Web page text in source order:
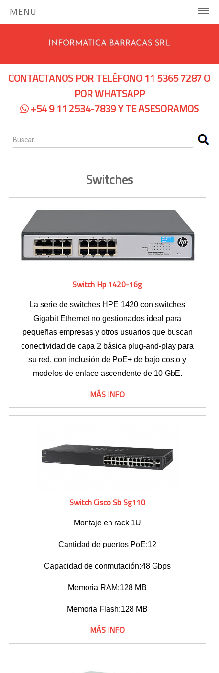
MENU
Notebooks Dell
Pc Hp
Impresoras de Tinta
Impresoras Multifunción Tinta
Impresoras con Sistema Continuo
Impresora Láser Color
Impresora Láser Monocromatica
Impresora Multifunción Láser Monocromatica
Impresoras Portátiles
INSUMOS DE IMPRESIÓN
Toners Hp
CONTACTANOS POR TELÉFONO 11 5365 7287 O
POR WHATSAPP
+54 9 11 2534-7839 Y TE ASESORAMOS
Switches
Switch Hp 1420-16g
La serie de switches HPE 1420 con switches
Gigabit Ethernet no gestionados ideal para
pequeñas empresas y otros usuarios que buscan
conectividad de capa 2 básica plug-and-play para
su red, con inclusión de PoE+ de bajo costo y
modelos de enlace ascendente de 10 GbE.
MÁS INFO
Switch Cisco Sb Sg110
Montaje en rack 1U
Cantidad de puertos PoE:12
Capacidad de conmutación:48 Gbps
Memoria RAM:128 MB
Memoria Flash:128 MB
MÁS INFO